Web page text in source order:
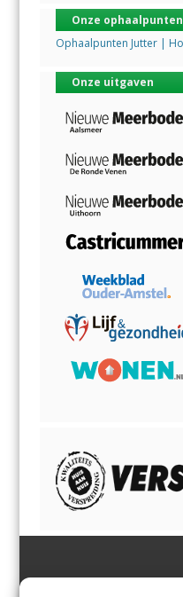
Onze ophaalpunten
Ophaalpunten Jutter |
Onze uitgaven